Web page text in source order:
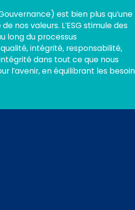
est bien plus qu’une
nos valeurs. L’ESG stimule des
long du processus
intégrité, responsabilité,
dans tout ce que nous
l’avenir, en équilibrant les